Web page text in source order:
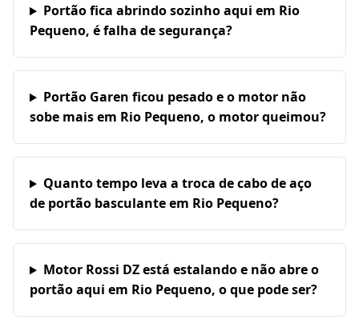
Portão fica abrindo sozinho aqui em Rio
Pequeno, é falha de segurança?
Portão Garen ficou pesado e o motor não
sobe mais em Rio Pequeno, o motor queimou?
Quanto tempo leva a troca de cabo de aço
de portão basculante em Rio Pequeno?
Motor Rossi DZ está estalando e não abre o
portão aqui em Rio Pequeno, o que pode ser?